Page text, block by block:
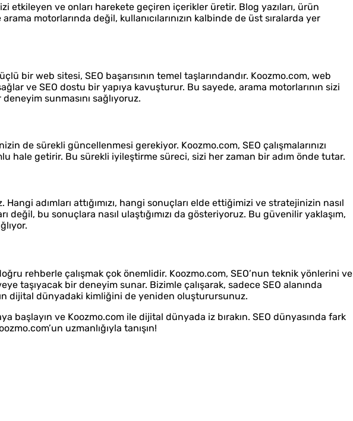
etkileyen ve onları harekete geçiren içerikler üretir. Blog yazıları, ürün
motorlarında değil, kullanıcılarınızın kalbinde de üst sıralarda yer
bir web sitesi, SEO başarısının temel taşlarındandır. Koozmo.com, web
ve SEO dostu bir yapıya kavuşturur. Bu sayede, arama motorlarının sizi
sunmasını sağlıyoruz.
de sürekli güncellenmesi gerekiyor. Koozmo.com, SEO çalışmalarınızı
hale getirir. Bu sürekli iyileştirme süreci, sizi her zaman bir adım önde tutar.
adımları attığımızı, hangi sonuçları elde ettiğimizi ve stratejinizin nasıl
bu sonuçlara nasıl ulaştığımızı da gösteriyoruz. Bu güvenilir yaklaşım,
rehberle çalışmak çok önemlidir. Koozmo.com, SEO’nun teknik yönlerini ve
taşıyacak bir deneyim sunar. Bizimle çalışarak, sadece SEO alanında
dijital dünyadaki kimliğini de yeniden oluşturursunuz.
başlayın ve Koozmo.com ile dijital dünyada iz bırakın. SEO dünyasında fark
uzmanlığıyla tanışın!